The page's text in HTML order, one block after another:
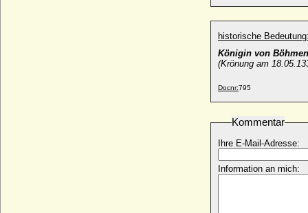
historische
Königin von Böhmen
(Krönung am
Docnr:795
Kommentar
Ihre E-Mail-Adresse:
Information an mich: